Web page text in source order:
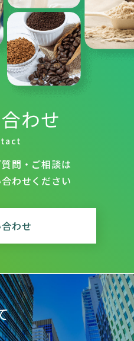
わせ
問・ご相談は
わせください
わせ